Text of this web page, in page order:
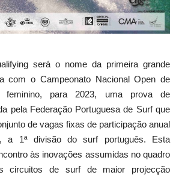
será o nome da primeira grande
com o Campeonato Nacional Open de
feminino, para 2023, uma prova de
pela Federação Portuguesa de Surf que
de vagas fixas de participação anual
a 1ª divisão do surf português. Esta
às inovações assumidas no quadro
circuitos de surf de maior projecção